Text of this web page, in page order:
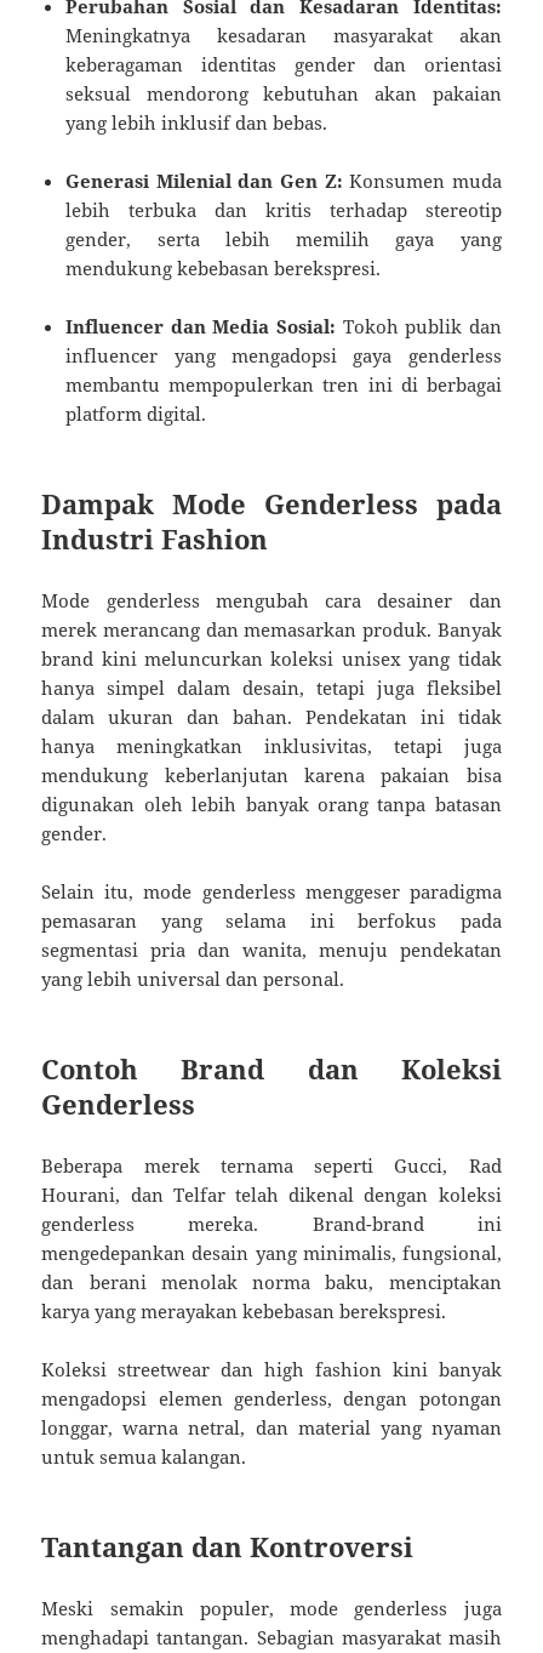
Perubahan Sosial dan Kesadaran Identitas:
Meningkatnya kesadaran masyarakat akan
keberagaman identitas gender dan orientasi
seksual mendorong kebutuhan akan pakaian
yang lebih inklusif dan bebas.
Generasi Milenial dan Gen Z: Konsumen muda
lebih terbuka dan kritis terhadap stereotip
gender, serta lebih memilih gaya yang
mendukung kebebasan berekspresi.
Influencer dan Media Sosial: Tokoh publik dan
influencer yang mengadopsi gaya genderless
membantu mempopulerkan tren ini di berbagai
platform digital.
Dampak Mode Genderless pada
Industri Fashion
Mode genderless mengubah cara desainer dan
merek merancang dan memasarkan produk. Banyak
brand kini meluncurkan koleksi unisex yang tidak
hanya simpel dalam desain, tetapi juga fleksibel
dalam ukuran dan bahan. Pendekatan ini tidak
hanya meningkatkan inklusivitas, tetapi juga
mendukung keberlanjutan karena pakaian bisa
digunakan oleh lebih banyak orang tanpa batasan
gender.
Selain itu, mode genderless menggeser paradigma
pemasaran yang selama ini berfokus pada
segmentasi pria dan wanita, menuju pendekatan
yang lebih universal dan personal.
Contoh Brand dan Koleksi
Genderless
Beberapa merek ternama seperti Gucci, Rad
Hourani, dan Telfar telah dikenal dengan koleksi
genderless mereka. Brand-brand ini
mengedepankan desain yang minimalis, fungsional,
dan berani menolak norma baku, menciptakan
karya yang merayakan kebebasan berekspresi.
Koleksi streetwear dan high fashion kini banyak
mengadopsi elemen genderless, dengan potongan
longgar, warna netral, dan material yang nyaman
untuk semua kalangan.
Tantangan dan Kontroversi
Meski semakin populer, mode genderless juga
menghadapi tantangan. Sebagian masyarakat masih